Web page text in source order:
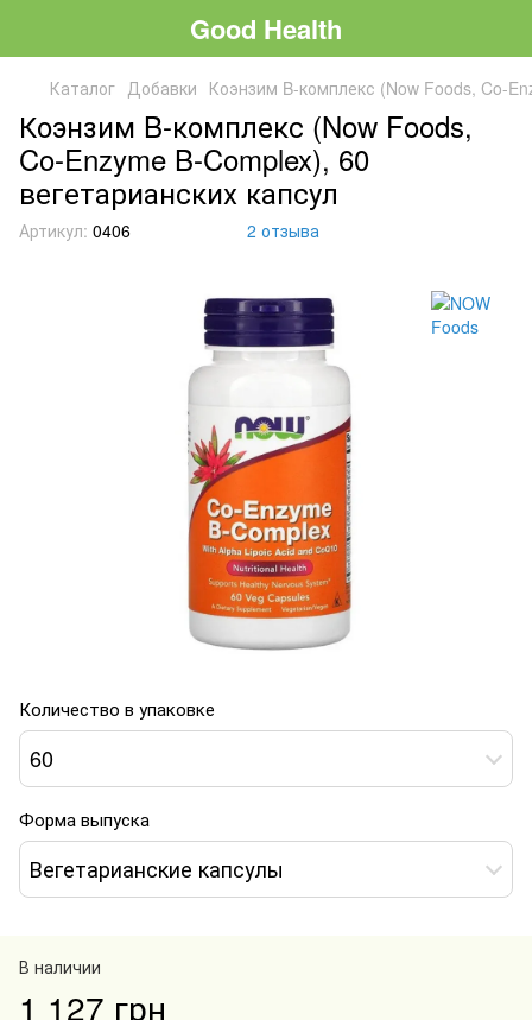
Good Health
Каталог Добавки Коэнзим B-комплекс (Now Foods, Co-
Коэнзим B-комплекс (Now Foods,
Co-Enzyme B-Complex), 60
вегетарианских капсул
Артикул: 0406 2 отзыва
Количество в упаковке
60
Форма выпуска
Вегетарианские капсулы
В наличии
1 127 грн